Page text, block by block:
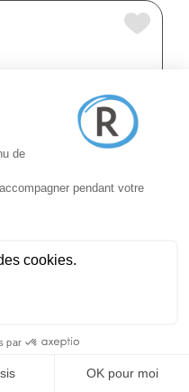
immobilier
locative
social